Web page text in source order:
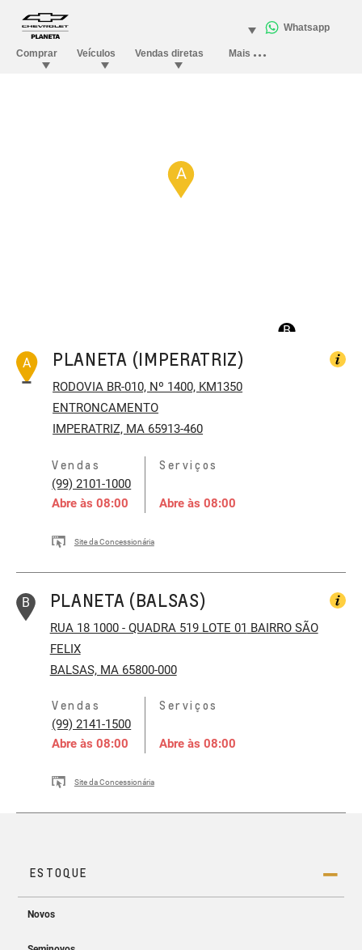
A
B
A PLANETA (IMPERATRIZ)
RODOVIA BR-010, Nº 1400, KM1350
ENTRONCAMENTO
IMPERATRIZ, MA 65913-460
Vendas
(99) 2101-1000
Abre às08:00
Serviços
Abre às08:00
Site da Concessionária
B PLANETA (BALSAS)
RUA 18 1000 - QUADRA 519 LOTE 01 BAIRRO SÃO
FELIX
BALSAS, MA 65800-000
Vendas
(99) 2141-1500
Abre às08:00
Serviços
Abre às08:00
Site da Concessionária